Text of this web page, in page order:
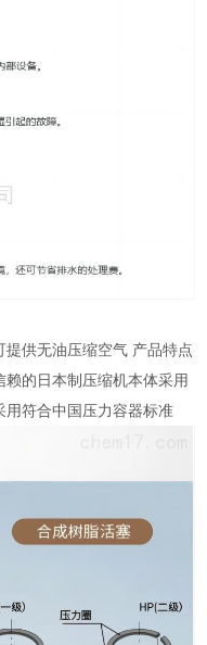
供无油压缩空气 产品特点
的日本制压缩机本体采用
用符合中国压力容器标准